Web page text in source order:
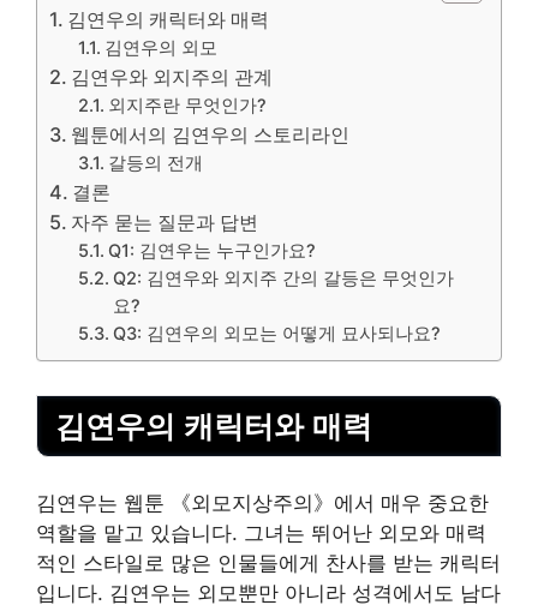
김연우의 캐릭터와 매력
김연우의 외모
김연우와 외지주의 관계
외지주란 무엇인가?
웹툰에서의 김연우의 스토리라인
갈등의 전개
결론
자주 묻는 질문과 답변
Q1: 김연우는 누구인가요?
Q2: 김연우와 외지주 간의 갈등은 무엇인가
요?
Q3: 김연우의 외모는 어떻게 묘사되나요?
김연우의 캐릭터와 매력
김연우는 웹툰 《외모지상주의》에서 매우 중요한
역할을 맡고 있습니다. 그녀는 뛰어난 외모와 매력
적인 스타일로 많은 인물들에게 찬사를 받는 캐릭터
입니다. 김연우는 외모뿐만 아니라 성격에서도 남다